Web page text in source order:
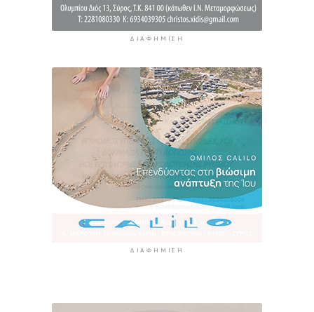
ΔΙΑΦΉΜΙΣΗ
ΔΙΑΦΉΜΙΣΗ